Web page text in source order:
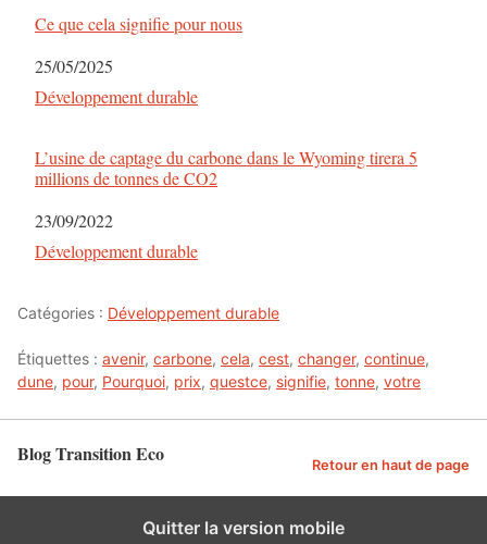
Ce que cela signifie pour nous
Date
25/05/2025
Par rapport à
Développement durable
L’usine de captage du carbone dans le Wyoming tirera 5
millions de tonnes de CO2
Date
23/09/2022
Par rapport à
Développement durable
Catégories : Développement durable
Étiquettes : avenir, carbone, cela, cest, changer, continue,
dune, pour, Pourquoi, prix, questce, signifie, tonne, votre
Blog Transition Eco Retour en haut de page
Quitter la version mobile